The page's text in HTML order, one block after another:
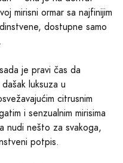
mirisni ormar sa najfinijim
dostupne samo
je pravi čas da
luksuza u
citrusnim
i senzualnim mirisima
nudi nešto za svakoga,
potpis.